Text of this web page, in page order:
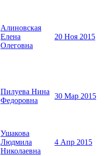
Алиновская
Елена
Олеговна
20 Ноя 2015
Пилуева Нина
Федоровна
30 Мар 2015
Ушакова
Людмила
Николаевна
4 Апр 2015